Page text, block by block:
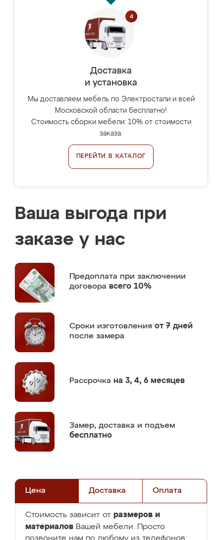
Доставка
и установка
Мы доставляем мебель по Электростали и всей
Московской области бесплатно!
Стоимость сборки мебели: 10% от стоимости
заказа.
ПЕРЕЙТИ В КАТАЛОГ
Ваша выгода при
заказе у нас
Предоплата при заключении
договора всего 10%
Сроки изготовления от 7 дней
после замера
Рассрочка на 3, 4, 6 месяцев
Замер, доставка и подъем
бесплатно
Цена Доставка Оплата
Стоимость зависит от размеров и
материалов Вашей мебели. Просто